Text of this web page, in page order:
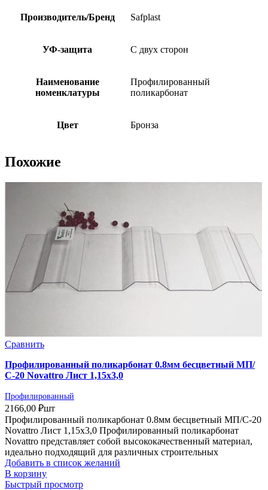
Производитель/Бренд Safplast
УФ-защита С двух сторон
Наименование
номенклатуры
Профилированный
поликарбонат
Цвет Бронза
Похожие
Сравнить
Профилированный поликарбонат 0.8мм бесцветный МП/
С-20 Novattro Лист 1,15х3,0
Профилированный
2166,00 ₽шт
Профилированный поликарбонат 0.8мм бесцветный МП/С-20
Novattro Лист 1,15х3,0 Профилированный поликарбонат
Novattro представляет собой высококачественный материал,
идеально подходящий для различных строительных
Добавить в список желаний
В корзину
Быстрый просмотр